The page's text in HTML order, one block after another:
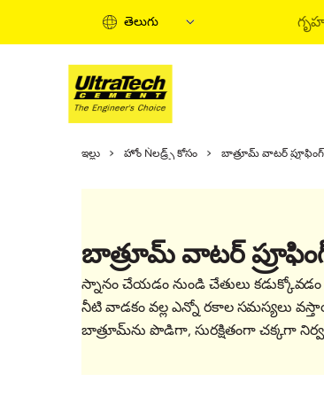
తెలుగు
సొల్యూషన్స్ కొనండి
త్వరిత మార్గదర్శిని(tvarita
గృహ నిర్మాణ ప్రాథమిక
ఇల్లు హోం Ǹలడ్ర్స్ కోసం బాత్రూమ్ వాటర్ ప్రూఫింగ్
బాత్రూమ్ వాటర్
స్నానం చేయడం నుండి చేతులు
నీటి వాడకం వల్ల ఎన్నో రకాల సమస్యలు
బాత్రూమ్‌ను పొడిగా, సురక్షితంగా చక్కగా